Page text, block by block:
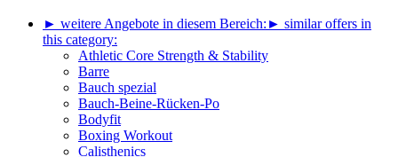
► weitere Angebote in diesem Bereich: ► similar offers in
this category:
Athletic Core Strength & Stability
Barre
Bauch spezial
Bauch-Beine-Rücken-Po
Bodyfit
Boxing Workout
Calisthenics